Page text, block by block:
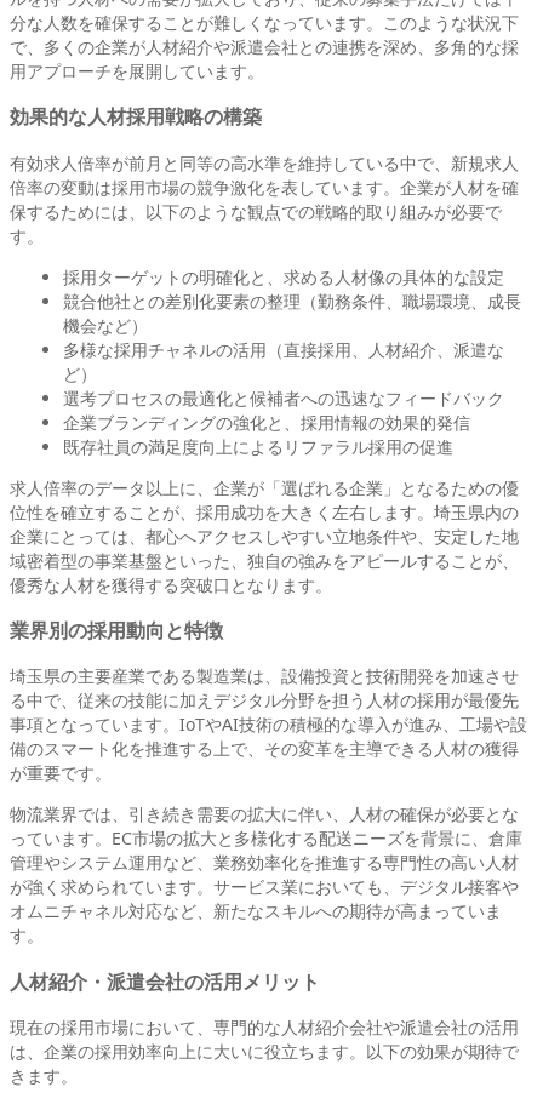
分な人数を確保することが難しくなっています。このような状況下
で、多くの企業が人材紹介や派遣会社との連携を深め、多角的な採
用アプローチを展開しています。
効果的な人材採用戦略の構築
有効求人倍率が前月と同等の高水準を維持している中で、新規求人
倍率の変動は採用市場の競争激化を表しています。企業が人材を確
保するためには、以下のような観点での戦略的取り組みが必要で
す。
採用ターゲットの明確化と、求める人材像の具体的な設定
競合他社との差別化要素の整理（勤務条件、職場環境、成長
機会など）
多様な採用チャネルの活用（直接採用、人材紹介、派遣な
ど）
選考プロセスの最適化と候補者への迅速なフィードバック
企業ブランディングの強化と、採用情報の効果的発信
既存社員の満足度向上によるリファラル採用の促進
求人倍率のデータ以上に、企業が「選ばれる企業」となるための優
位性を確立することが、採用成功を大きく左右します。埼玉県内の
企業にとっては、都心へアクセスしやすい立地条件や、安定した地
域密着型の事業基盤といった、独自の強みをアピールすることが、
優秀な人材を獲得する突破口となります。
業界別の採用動向と特徴
埼玉県の主要産業である製造業は、設備投資と技術開発を加速させ
る中で、従来の技能に加えデジタル分野を担う人材の採用が最優先
事項となっています。IoTやAI技術の積極的な導入が進み、工場や設
備のスマート化を推進する上で、その変革を主導できる人材の獲得
が重要です。
物流業界では、引き続き需要の拡大に伴い、人材の確保が必要とな
っています。EC市場の拡大と多様化する配送ニーズを背景に、倉庫
管理やシステム運用など、業務効率化を推進する専門性の高い人材
が強く求められています。サービス業においても、デジタル接客や
オムニチャネル対応など、新たなスキルへの期待が高まっていま
す。
人材紹介・派遣会社の活用メリット
現在の採用市場において、専門的な人材紹介会社や派遣会社の活用
は、企業の採用効率向上に大いに役立ちます。以下の効果が期待で
きます。